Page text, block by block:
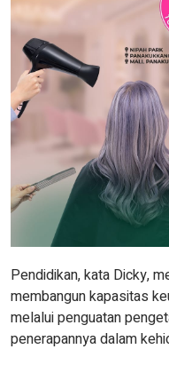
Pendidikan, kata Dicky,
membangun kapasitas
melalui penguatan
penerapannya dalam